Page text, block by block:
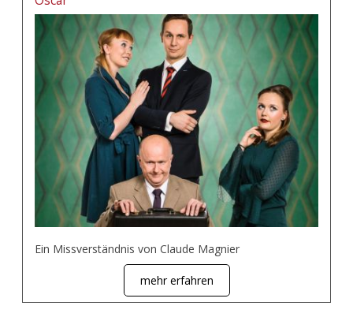
Ein Missverständnis von Claude Magnier
mehr erfahren